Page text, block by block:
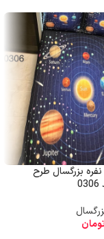
بزرگسال طرح